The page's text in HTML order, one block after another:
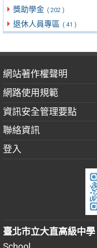
獎助學金 ( 202 )
退休人員專區 ( 41 )
網站著作權聲明
網路使用規範
資訊安全管理要點
聯絡資訊
登入
臺北市立大直高級中學